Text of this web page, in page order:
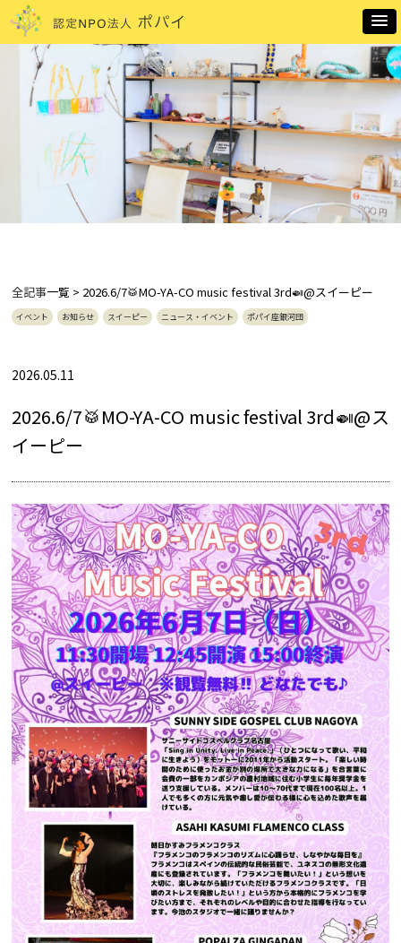
全記事一覧 > 2026.6/7🥁MO-YA-CO music festival 3rd🍛@スイーピー
イベント お知らせ スイーピー ニュース・イベント ポパイ座銀河団
2026.05.11
2026.6/7🥁MO-YA-CO music festival 3rd🍛@ス
イーピー